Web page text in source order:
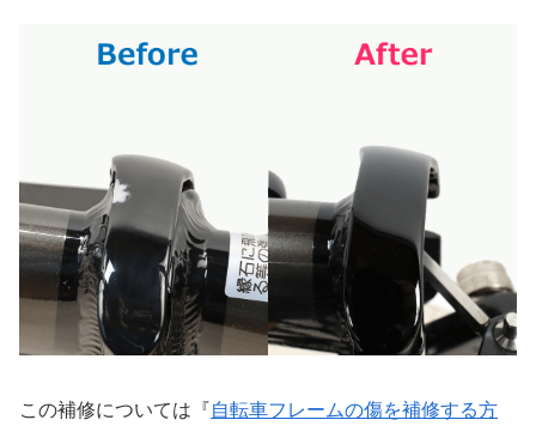
この補修については『自転車フレームの傷を補修する方